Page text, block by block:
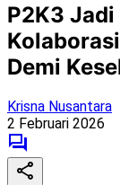
P2K3
Demi
Krisna Nusantara
2 Februari 2026